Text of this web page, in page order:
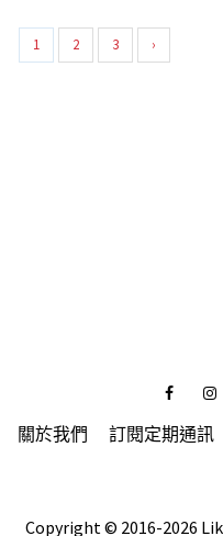
1 2 3 ›
Facebook
關於我們 訂閱定期通訊
Copyright © 2016-2026